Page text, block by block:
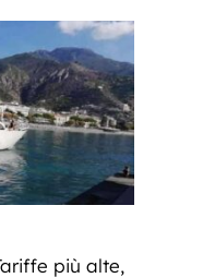
più alte,